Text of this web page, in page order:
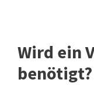
Wird ein
benötigt?